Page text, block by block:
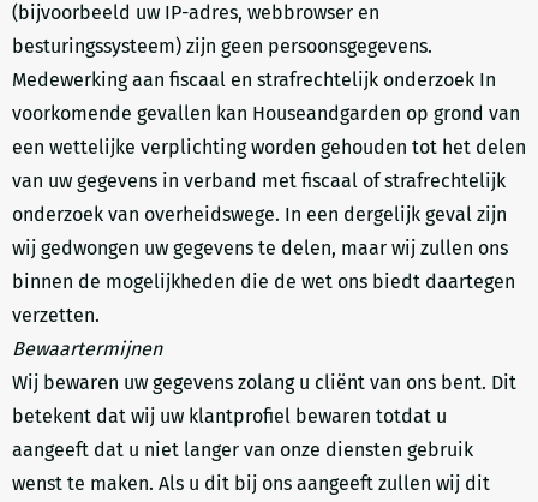
(bijvoorbeeld uw IP-adres, webbrowser en
besturingssysteem) zijn geen persoonsgegevens.
Medewerking aan fiscaal en strafrechtelijk onderzoek In
voorkomende gevallen kan Houseandgarden op grond van
een wettelijke verplichting worden gehouden tot het delen
van uw gegevens in verband met fiscaal of strafrechtelijk
onderzoek van overheidswege. In een dergelijk geval zijn
wij gedwongen uw gegevens te delen, maar wij zullen ons
binnen de mogelijkheden die de wet ons biedt daartegen
verzetten.
Bewaartermijnen
Wij bewaren uw gegevens zolang u cliënt van ons bent. Dit
betekent dat wij uw klantprofiel bewaren totdat u
aangeeft dat u niet langer van onze diensten gebruik
wenst te maken. Als u dit bij ons aangeeft zullen wij dit